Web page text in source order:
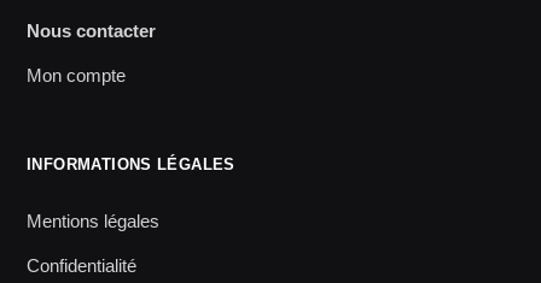
Nous contacter
Mon compte
INFORMATIONS LÉGALES
Mentions légales
Confidentialité